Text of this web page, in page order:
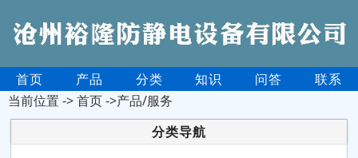
首页 产品 分类 知识 问答
联系
当前位置 ->首页->产品/服务
分类导航